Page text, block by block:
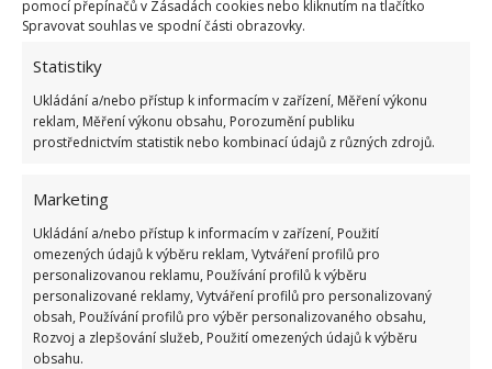
pomocí přepínačů v Zásadách cookies nebo kliknutím na tlačítko
Spravovat souhlas ve spodní části obrazovky.
Statistiky
Ukládání a/nebo přístup k informacím v zařízení, Měření výkonu
reklam, Měření výkonu obsahu, Porozumění publiku
prostřednictvím statistik nebo kombinací údajů z různých zdrojů.
Marketing
Ukládání a/nebo přístup k informacím v zařízení, Použití
omezených údajů k výběru reklam, Vytváření profilů pro
personalizovanou reklamu, Používání profilů k výběru
personalizované reklamy, Vytváření profilů pro personalizovaný
obsah, Používání profilů pro výběr personalizovaného obsahu,
Rozvoj a zlepšování služeb, Použití omezených údajů k výběru
obsahu.
ŽHAVÉ NOVINKY
Profesionální zahradnice vytvořila přehled
Bohatá úroda rajčat nemusí být jen zbožným
přáním. Užijte si úspěšnou sklizeň již během
letošní sezony
6.8.2026